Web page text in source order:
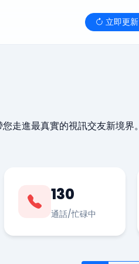
立即更新
走進最真實的視訊交友新境界。
130
通話/忙碌中